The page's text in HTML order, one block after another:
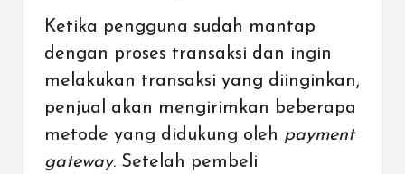
Ketika pengguna sudah mantap
dengan proses transaksi dan ingin
melakukan transaksi yang diinginkan,
penjual akan mengirimkan beberapa
metode yang didukung oleh payment
gateway. Setelah pembeli